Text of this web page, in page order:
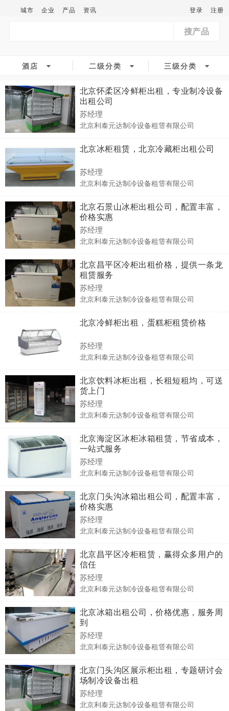
城市 企业 产品 资讯 登录 注册
搜产品
酒店 二级分类 三级分类
北京怀柔区冷鲜柜出租，专业制冷设备
出租公司
苏经理
北京利泰元达制冷设备租赁有限公司
北京冰柜租赁，北京冷藏柜出租公司
苏经理
北京利泰元达制冷设备租赁有限公司
北京石景山冰柜出租公司，配置丰富，
价格实惠
苏经理
北京利泰元达制冷设备租赁有限公司
北京昌平区冷柜出租价格，提供一条龙
租赁服务
苏经理
北京利泰元达制冷设备租赁有限公司
北京冷鲜柜出租，蛋糕柜租赁价格
苏经理
北京利泰元达制冷设备租赁有限公司
北京饮料冰柜出租，长租短租均，可送
货上门
苏经理
北京利泰元达制冷设备租赁有限公司
北京海淀区冰柜冰箱租赁，节省成本，
一站式服务
苏经理
北京利泰元达制冷设备租赁有限公司
北京门头沟冰箱出租公司，配置丰富，
价格实惠
苏经理
北京利泰元达制冷设备租赁有限公司
北京昌平区冷柜租赁，赢得众多用户的
信任
苏经理
北京利泰元达制冷设备租赁有限公司
北京冰箱出租公司，价格优惠，服务周
到
苏经理
北京利泰元达制冷设备租赁有限公司
北京门头沟区展示柜出租，专题研讨会
场制冷设备出租
苏经理
北京利泰元达制冷设备租赁有限公司